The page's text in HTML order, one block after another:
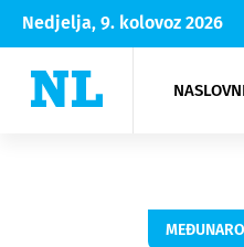
Nedjelja, 9. kolovoz 2026